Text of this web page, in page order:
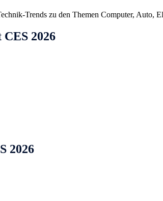
Trends zu den Themen Computer, Auto,
CES 2026
2026